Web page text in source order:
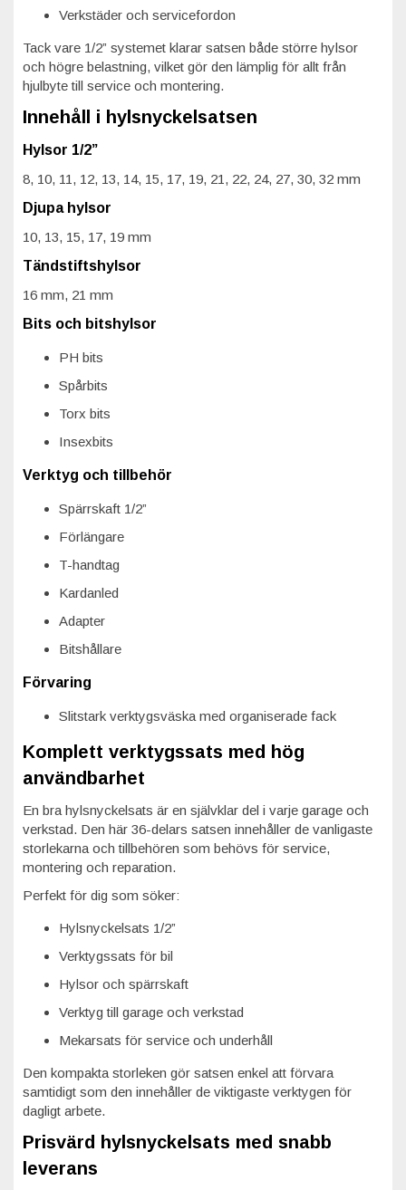
Verkstäder och servicefordon
Tack vare 1/2” systemet klarar satsen både större hylsor
och högre belastning, vilket gör den lämplig för allt från
hjulbyte till service och montering.
Innehåll i hylsnyckelsatsen
Hylsor 1/2”
8, 10, 11, 12, 13, 14, 15, 17, 19, 21, 22, 24, 27, 30, 32 mm
Djupa hylsor
10, 13, 15, 17, 19 mm
Tändstiftshylsor
16 mm, 21 mm
Bits och bitshylsor
PH bits
Spårbits
Torx bits
Insexbits
Verktyg och tillbehör
Spärrskaft 1/2”
Förlängare
T-handtag
Kardanled
Adapter
Bitshållare
Förvaring
Slitstark verktygsväska med organiserade fack
Komplett verktygssats med hög
användbarhet
En bra hylsnyckelsats är en självklar del i varje garage och
verkstad. Den här 36-delars satsen innehåller de vanligaste
storlekarna och tillbehören som behövs för service,
montering och reparation.
Perfekt för dig som söker:
Hylsnyckelsats 1/2”
Verktygssats för bil
Hylsor och spärrskaft
Verktyg till garage och verkstad
Mekarsats för service och underhåll
Den kompakta storleken gör satsen enkel att förvara
samtidigt som den innehåller de viktigaste verktygen för
dagligt arbete.
Prisvärd hylsnyckelsats med snabb
leverans